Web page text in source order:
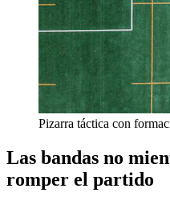
Pizarra táctica con
Las bandas no
romper el partido